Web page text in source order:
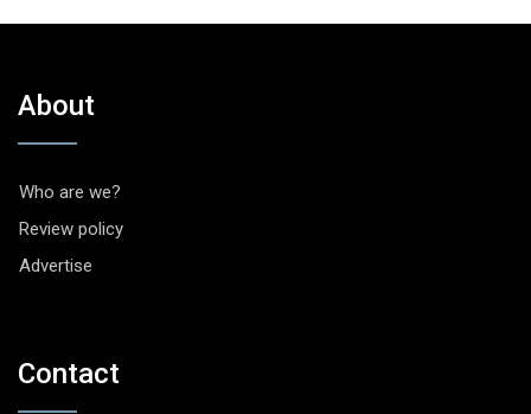
About
Who are we?
Review policy
Advertise
Contact